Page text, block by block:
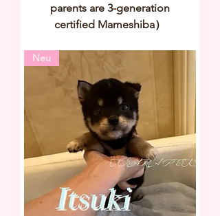
parents are 3-generation
certified Mameshiba）
Neu